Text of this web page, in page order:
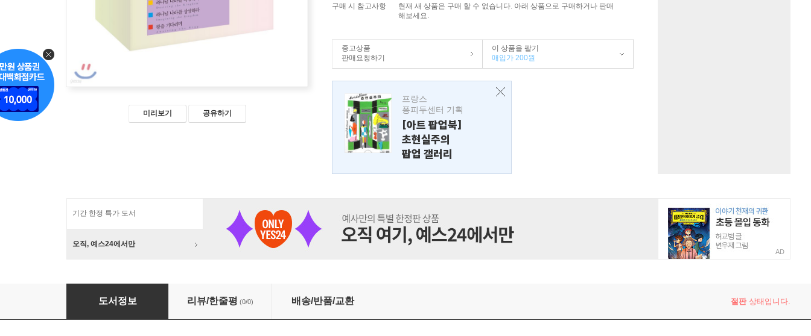
미리보기 공유하기
구매 시 참고사항
현재 새 상품은 구매 할 수 없습니다. 아래 상품으로 구매하거나 판매
해보세요.
중고상품
판매요청하기
이 상품을 팔기
매입가 200원
프랑스
퐁피두센터 기획
[아트 팝업북]
초현실주의
팝업 갤러리
기간 한정 특가 도서
오직, 예스24에서만
AD
문화적 예전 시리즈 세트
도서정보 리뷰/한줄평 (0/0) 배송/반품/교환 절판상태입니다.